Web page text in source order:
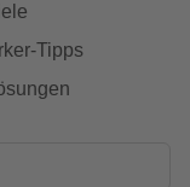
Tipps